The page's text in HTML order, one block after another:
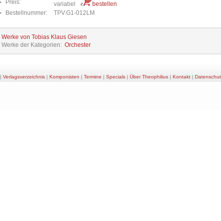
Preis:
variabel
bestellen
Bestellnummer:
TPV.G1-012LM
Werke von Tobias Klaus Giesen
Werke der Kategorien: Orchester
| Verlagsverzeichnis| Komponisten | Termine | Specials| Über Theophilius| Kontakt|